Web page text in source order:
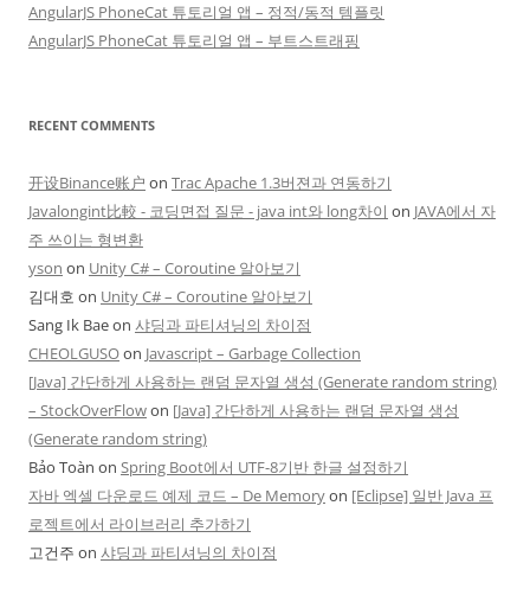
AngularJS PhoneCat 튜토리얼 앱 – 정적/동적 템플릿
AngularJS PhoneCat 튜토리얼 앱 – 부트스트래핑
RECENT COMMENTS
开设Binance账户 on Trac Apache 1.3버젼과 연동하기
Javalongint比較 - 코딩면접 질문 - java int와 long차이 on JAVA에서 자
주 쓰이는 형변환
yson on Unity C# – Coroutine 알아보기
김대호 on Unity C# – Coroutine 알아보기
Sang Ik Baeon 샤딩과 파티셔닝의 차이점
CHEOLGUSOon Javascript – Garbage Collection
[Java] 간단하게 사용하는 랜덤 문자열 생성 (Generate random string)
– StockOverFlowon [Java] 간단하게 사용하는 랜덤 문자열 생성
(Generate random string)
Bảo Toàn on Spring Boot에서 UTF-8기반 한글 설정하기
자바 엑셀 다운로드 예제 코드 – De Memoryon [Eclipse] 일반 Java 프
로젝트에서 라이브러리 추가하기
고건주 on 샤딩과 파티셔닝의 차이점